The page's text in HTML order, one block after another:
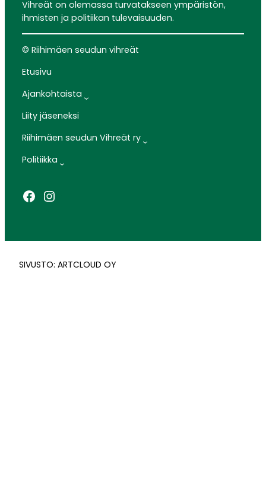
Vihreät on olemassa turvatakseen ympäristön,
ihmisten ja politiikan tulevaisuuden.
© Riihimäen seudun vihreät
Etusivu
Ajankohtaista
Liity jäseneksi
Riihimäen seudun Vihreät ry
Politiikka
Facebook
Instagram
SIVUSTO: ARTCLOUD OY